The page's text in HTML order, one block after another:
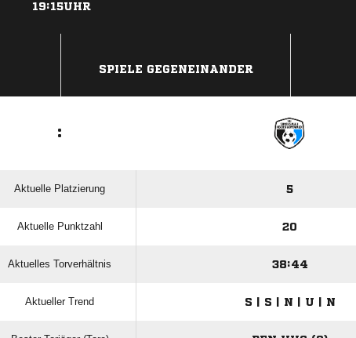
19:15UHR
SPIELE GEGENEINANDER
:
Aktuelle Platzierung 5
Aktuelle Punktzahl 20
Aktuelles Torverhältnis 38:44
Aktueller Trend S | S | N | U | N